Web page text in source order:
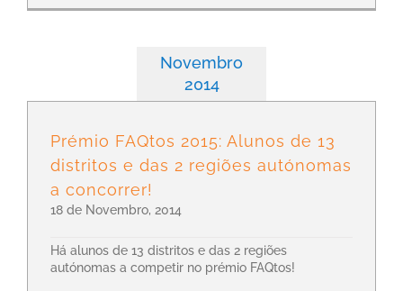
Novembro
2014
Prémio FAQtos 2015: Alunos de 13
distritos e das 2 regiões autónomas
a concorrer!
18 de Novembro, 2014
Há alunos de 13 distritos e das 2 regiões
autónomas a competir no prémio FAQtos!